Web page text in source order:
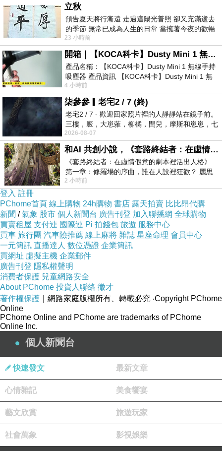
位總監就是「母親」。
即使這項工作條件嚴峻，仍然是許多人心所嚮往的天
職（雖然逐年降低），特別是懷有不孕症的家庭，期盼新
生命降臨在自家的念頭更加強烈。《Until You're Mine》
由三條支線架構「渴望孩子」這條主軸，全書三條支線都
以第一人稱視角敘述，也為二起開膛剖腹的孕婦兇殺案增
添懸疑的氣氛，使人不斷猜測到底誰才是兇手！除了警探
和有懷孕的人根本都有嫌疑呀！到底故事中的「我」是
誰，又或許那是帶有神經質的我們？
身為社工的孕婦克勞蒂亞，她的職業接觸社會最底層
人們，這份職業無疑為她帶來成就感，看見那些放棄孩子
的女人們，她對於腹中的胎兒更加憐憫與期待；丈夫是常
出海值勤的海軍，擁有兩個雙胞胎的繼子，等自己的孩子
呱呱墜地後，愛情、事業、家庭三得意，將擁有人人稱羨
的完美生活。但即將臨盆的她也代表生活將有種種的不
便，因此刊登褓姆的徵人啟事，故事的另一支線柔依．哈
普出現了。這位33歲未婚的褓姆，外形不完美，但背景完
美到令人起疑竇，尤其是她一出場就不自覺注意孕婦大腹
便便的肚子，加上有一位不孕的
令人咋舌的是柔依還願意借腹生子！同時擔任褓姆的她，
與另一位孕婦琵玻有密切的接觸，身邊有兩位可以下手的
孕婦呀……不禁想說：「噹郎~兇手就是妳吧！」當然，
故事沒這麼簡單囉。第三支線便是陷於一夜情風暴的警探
夫妻和他們的孩子，藉由與其他二條支線的交手及自身家
家庭的問題，一體兩面的孕事：「欲求而不得為之的痛苦
vs獲得卻衍生的煩惱」 彰顯事事皆無完美。當我想通為何
作者要加上警探與孩子的橋段後，闔上這本書，其實對於
人生本來就是不公平又更多了層體會。
立秋
預告夏天將行漸遠 走過這陽光普照 卻又充滿逝去
的季節 無常已成為人生的日常 當擁著今夜的歡暢
舒心 轉眼驟成昨日 而明晨 太陽
23 小時前
開箱｜【KOCA科卡】Dusty Mini 1 無線手持吸塵器
產品名稱：【KOCA科卡】Dusty Mini 1 無線手持
吸塵器 產品資訊 【KOCA科卡】Dusty Mini 1 無
線手持吸塵器評語： 能吸、能吹兼具兩
4 小時前
柒參參▎老宅2 / 7 (終)
老宅2 / 7 - 歡迎回家照片裡的人靜靜站在鏡子前。
三樓，廄，大崽蕥，柳橘，閆兒，摩斯和崽崽，七
個人整整齊齊地站在鏡框之外，如同
2026-08-07
和AI 共創小說，《套路終結者：在虛情假意的劇本裡活出人格》
《套路終結者：在虛情假意的劇本裡活出人格》
第一章：修羅場的序曲，誰在人設裡狂歡？ 麗思
卡爾頓酒店的總統套房內，燈光昏
2 小時前
登入 註冊
PChome首頁 線上購物 24h購物 書店 露天拍賣 比比昂代購
新聞 /氣象 股市 個人新聞台 廣告刊登 加入聯播網 全球購物
買賣租屋 支付連 國際連 Pi 拍錢包 旅遊 服務中心
買車 旅行團 汽車險推薦 線上麻將 雜誌 星座命理 會員中心
一元簡訊 直播達人 數位憑證 企業簡訊
買網址 虛擬主機 企業郵件
廣告刊登 隱私權聲明
消費者保護 兒童網路安全
About PChome 投資人聯絡 徵才
著作權保護 ｜網路家庭版權所有、轉載必究 ‧Copyright PChome
Online
PChome Online and PChome are trademarks of PChome
Online Inc.
個人新聞台
快速發文 最新文章
心情雜記 美食饗宴
藝文欣賞 旅遊玩家
社會萬象 影視娛樂